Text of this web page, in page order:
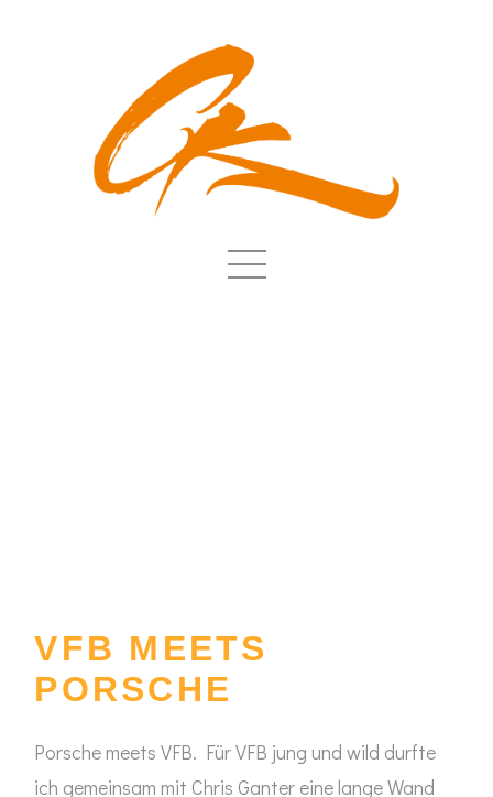
VFB MEETS
PORSCHE
Porsche meets VFB. Für VFB jung und wild durfte
ich gemeinsam mit Chris Ganter eine lange Wand